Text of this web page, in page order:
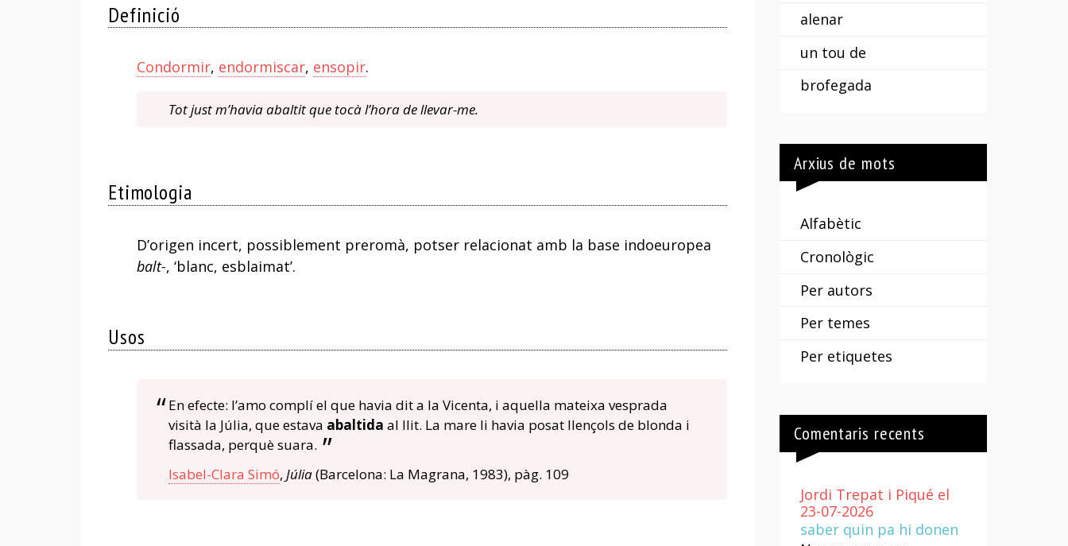
Definició
Condormir, endormiscar, ensopir.
Tot just m’havia abaltit que tocà l’hora de llevar-me.
Etimologia
D’origen incert, possiblement preromà, potser relacionat amb la base indoeuropea
balt-, ‘blanc, esblaimat’.
Usos
En efecte: l’amo complí el que havia dit a la Vicenta, i aquella mateixa vesprada
visità la Júlia, que estava abaltida al llit. La mare li havia posat llençols de blonda i
flassada, perquè suara.
Isabel-Clara Simó, Júlia(Barcelona: La Magrana, 1983), pàg. 109
alenar
un tou de
brofegada
Arxius de mots
Alfabètic
Cronològic
Per autors
Per temes
Per etiquetes
Comentaris recents
Jordi Trepat i Piqué el
23-07-2026
saber quin pa hi donen